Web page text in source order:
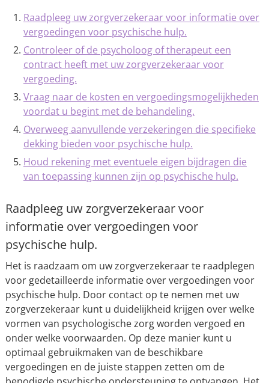
Raadpleeg uw zorgverzekeraar voor informatie over
vergoedingen voor psychische hulp.
Controleer of de psycholoog of therapeut een
contract heeft met uw zorgverzekeraar voor
vergoeding.
Vraag naar de kosten en vergoedingsmogelijkheden
voordat u begint met de behandeling.
Overweeg aanvullende verzekeringen die specifieke
dekking bieden voor psychische hulp.
Houd rekening met eventuele eigen bijdragen die
van toepassing kunnen zijn op psychische hulp.
Raadpleeg uw zorgverzekeraar voor
informatie over vergoedingen voor
psychische hulp.
Het is raadzaam om uw zorgverzekeraar te raadplegen
voor gedetailleerde informatie over vergoedingen voor
psychische hulp. Door contact op te nemen met uw
zorgverzekeraar kunt u duidelijkheid krijgen over welke
vormen van psychologische zorg worden vergoed en
onder welke voorwaarden. Op deze manier kunt u
optimaal gebruikmaken van de beschikbare
vergoedingen en de juiste stappen zetten om de